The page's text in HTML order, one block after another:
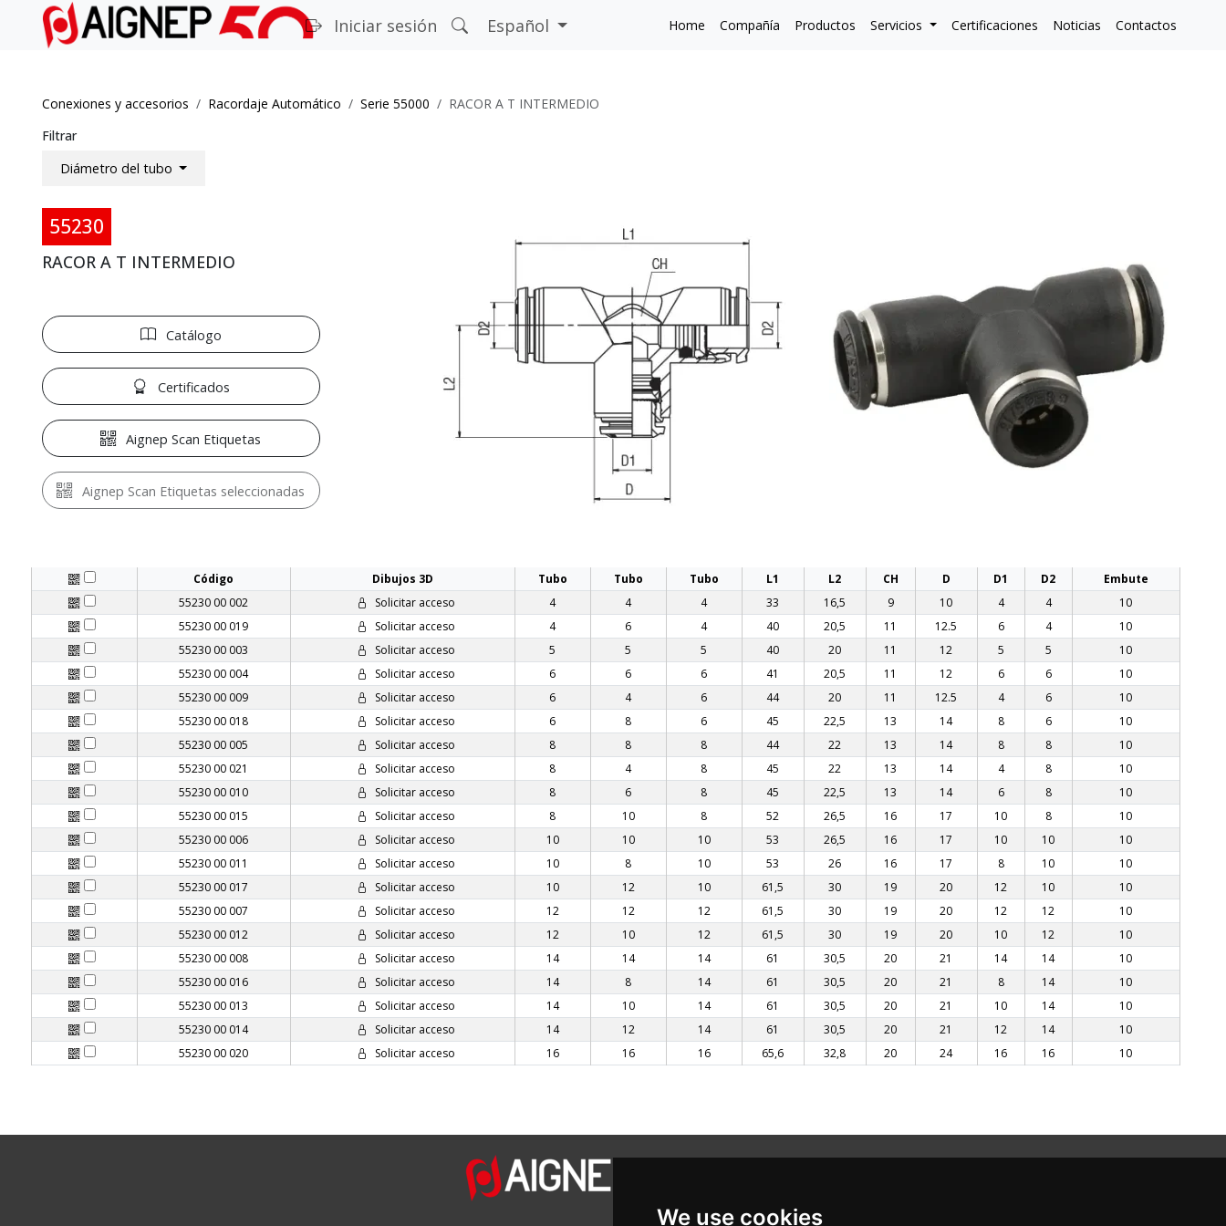
We use cookies
Iniciar sesión Español Home Compañía Productos Servicios Certificaciones Noticias Contactos
Conexiones y accesorios Racordaje Automático Serie 55000
RACOR A T INTERMEDIO
Filtrar
Diámetro del tubo
55230
RACOR A T INTERMEDIO
Catálogo
Certificados
Aignep Scan Etiquetas
Aignep Scan Etiquetas seleccionadas
Código Dibujos 3D Tubo Tubo Tubo L1 L2 CH D D1 D2
Embute
55230 00 002
Solicitar acceso 4 4 4 33 16,5 9 10 4 4
10
55230 00 019
Solicitar acceso 4 6 4 40 20,5 11 12.5 6 4
10
55230 00 003
Solicitar acceso 5 5 5 40 20 11 12 5 5
10
55230 00 004
Solicitar acceso 6 6 6 41 20,5 11 12 6 6
10
55230 00 009
Solicitar acceso 6 4 6 44 20 11 12.5 4 6
10
55230 00 018
Solicitar acceso 6 8 6 45 22,5 13 14 8 6
10
55230 00 005
Solicitar acceso 8 8 8 44 22 13 14 8 8
10
55230 00 021
Solicitar acceso 8 4 8 45 22 13 14 4 8
10
55230 00 010
Solicitar acceso 8 6 8 45 22,5 13 14 6 8
10
55230 00 015
Solicitar acceso 8 10 8 52 26,5 16 17 10 8
10
55230 00 006
Solicitar acceso 10 10 10 53 26,5 16 17 10 10
10
55230 00 011
Solicitar acceso 10 8 10 53 26 16 17 8 10
10
55230 00 017
Solicitar acceso 10 12 10 61,5 30 19 20 12 10
10
55230 00 007
Solicitar acceso 12 12 12 61,5 30 19 20 12 12
10
55230 00 012
Solicitar acceso 12 10 12 61,5 30 19 20 10 12
10
55230 00 008
Solicitar acceso 14 14 14 61 30,5 20 21 14 14
10
55230 00 016
Solicitar acceso 14 8 14 61 30,5 20 21 8 14
10
55230 00 013
Solicitar acceso 14 10 14 61 30,5 20 21 10 14
10
55230 00 014
Solicitar acceso 14 12 14 61 30,5 20 21 12 14
10
55230 00 020
Solicitar acceso 16 16 16 65,6 32,8 20 24 16 16 10